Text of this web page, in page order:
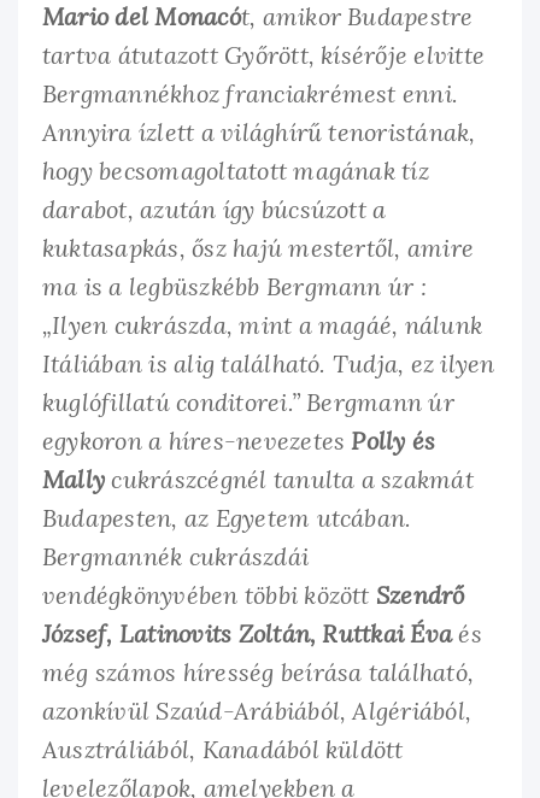
Mario del Monacót, amikor Budapestre
tartva átutazott Győrött, kísérője elvitte
Bergmannékhoz franciakrémest enni.
Annyira ízlett a világhírű tenoristának,
hogy becsomagoltatott magának tíz
darabot, azután így búcsúzott a
kuktasapkás, ősz hajú mestertől, amire
ma is a legbüszkébb Bergmann úr :
„Ilyen cukrászda, mint a magáé, nálunk
Itáliában is alig található. Tudja, ez ilyen
kuglófillatú conditorei.” Bergmann úr
egykoron a híres-nevezetesPolly és
Mally cukrászcégnél tanulta a szakmát
Budapesten, az Egyetem utcában.
Bergmannék cukrászdái
vendégkönyvében többi között Szendrő
József, Latinovits Zoltán, Ruttkai Évaés
még számos híresség beírása található,
azonkívül Szaúd-Arábiából, Algériából,
Ausztráliából, Kanadából küldött
levelezőlapok, amelyekben a